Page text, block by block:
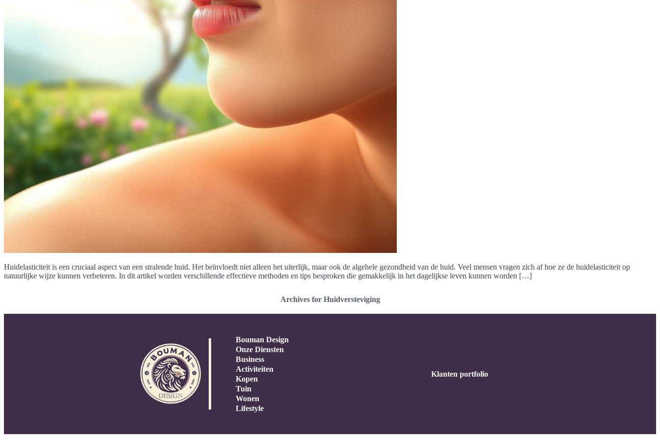
Huidelasticiteit is een cruciaal aspect van een stralende huid. Het beïnvloedt niet alleen het uiterlijk, maar ook de algehele gezondheid van de huid. Veel mensen vragen zich af hoe ze de huidelasticiteit op
natuurlijke wijze kunnen verbeteren. In dit artikel worden verschillende effectieve methoden en tips besproken die gemakkelijk in het dagelijkse leven kunnen worden […]
Archives for Huidversteviging
Bouman Design
Onze Diensten
Business
Activiteiten
Kopen
Tuin
Wonen
Lifestyle
Klanten portfolio